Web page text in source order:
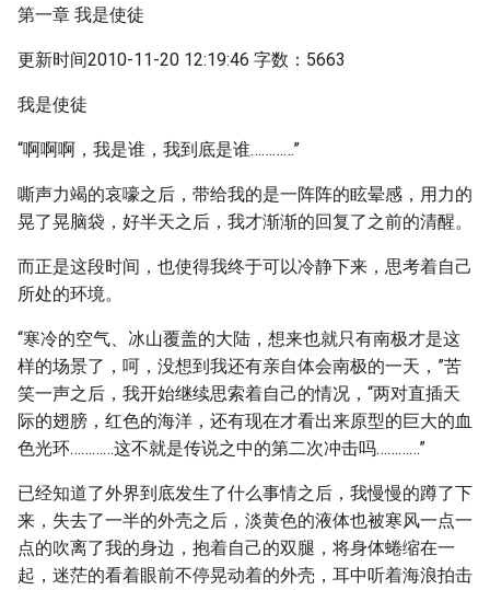
第一章 我是使徒
更新时间2010-11-20 12:19:46 字数：5663
我是使徒
“啊啊啊，我是谁，我到底是谁…………”
嘶声力竭的哀嚎之后，带给我的是一阵阵的眩晕感，用力的
晃了晃脑袋，好半天之后，我才渐渐的回复了之前的清醒。
而正是这段时间，也使得我终于可以冷静下来，思考着自己
所处的环境。
“寒冷的空气、冰山覆盖的大陆，想来也就只有南极才是这
样的场景了，呵，没想到我还有亲自体会南极的一天，”苦
笑一声之后，我开始继续思索着自己的情况，“两对直插天
际的翅膀，红色的海洋，还有现在才看出来原型的巨大的血
色光环…………这不就是传说之中的第二次冲击吗…………”
已经知道了外界到底发生了什么事情之后，我慢慢的蹲了下
来，失去了一半的外壳之后，淡黄色的液体也被寒风一点一
点的吹离了我的身边，抱着自己的双腿，将身体蜷缩在一
起，迷茫的看着眼前不停晃动着的外壳，耳中听着海浪拍击